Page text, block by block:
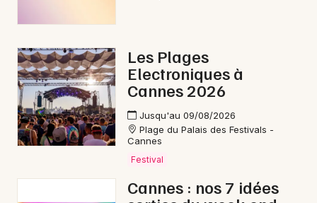
Les Plages
Electroniques à
Cannes 2026
Jusqu'au 09/08/2026
Plage du Palais des Festivals -
Cannes
Festival
Cannes : nos 7 idées